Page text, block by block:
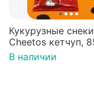
Кукурузные снеки
Cheetos кетчуп,
В наличии